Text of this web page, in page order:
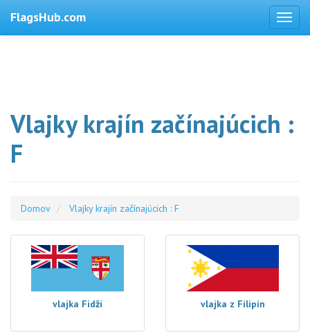
FlagsHub.com
Vlajky krajín začínajúcich :
F
Domov Vlajky krajín začínajúcich : F
vlajka Fidži vlajka z Filipín